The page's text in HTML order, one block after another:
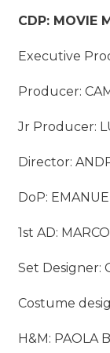
CDP: MOVIE
Executive
Producer:
Jr Producer:
Director:
DoP:
1st AD:
Set Designer:
Costume
H&M: PAOLA